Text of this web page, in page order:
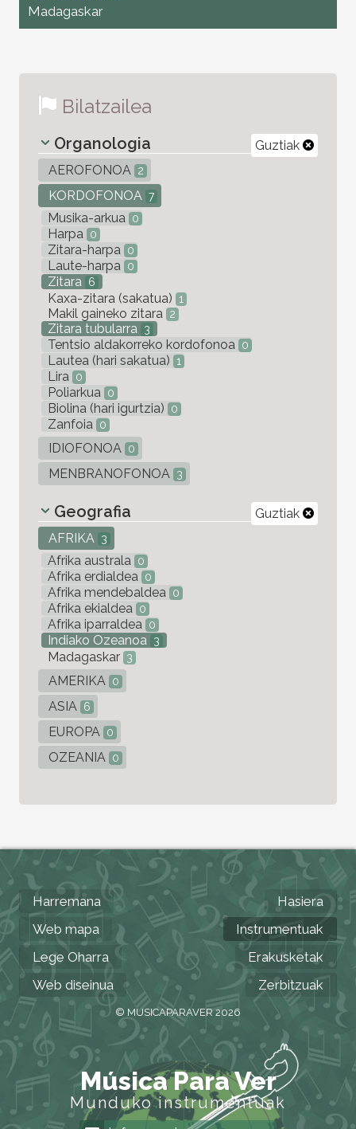
Madagaskar
Bilatzailea
Guztiak
Organologia
AEROFONOA 2
KORDOFONOA 7
Musika-arkua 0
Harpa 0
Zitara-harpa 0
Laute-harpa 0
Zitara 6
Kaxa-zitara (sakatua) 1
Makil gaineko zitara 2
Zitara tubularra 3
Tentsio aldakorreko kordofonoa 0
Lautea (hari sakatua) 1
Lira 0
Poliarkua 0
Biolina (hari igurtzia) 0
Zanfoia 0
IDIOFONOA 0
MENBRANOFONOA 3
Guztiak
Geografia
AFRIKA 3
Afrika australa 0
Afrika erdialdea 0
Afrika mendebaldea 0
Afrika ekialdea 0
Afrika iparraldea 0
Indiako Ozeanoa 3
Madagaskar 3
AMERIKA 0
ASIA 6
EUROPA 0
OZEANIA 0
Harremana
Web mapa
Lege Oharra
Web diseinua
Hasiera
Instrumentuak
Erakusketak
Zerbitzuak
© MUSICAPARAVER 2026
Música Para Ver
Munduko instrumentuak